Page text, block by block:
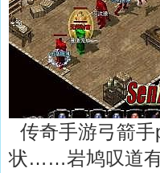
传奇手游弓箭
状……岩鸠叹道有